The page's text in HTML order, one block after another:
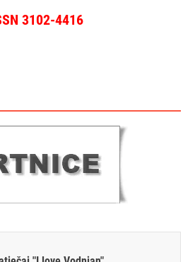
3102-4416